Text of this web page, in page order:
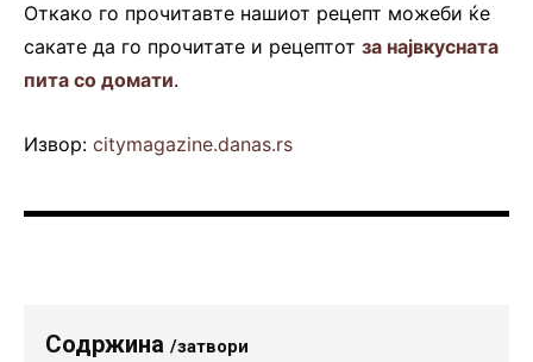
Откако го прочитавте нашиот рецепт можеби ќе
сакате да го прочитате и рецептот за највкусната
пита со домати.
Извор: citymagazine.danas.rs
Содржина /затвори